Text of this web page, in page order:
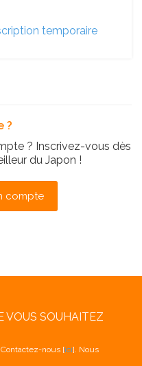
temporaire
?
? Inscrivez-vous dès
du Japon !
compte
VOUS SOUHAITEZ
nous [ici]. Nous